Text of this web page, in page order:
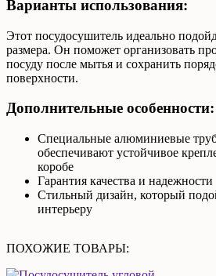
Варианты использования:
Этот посудосушитель идеально
размера. Он поможет организовать
посуду после мытья и сохранить
поверхности.
Дополнительные особенности:
Специальные алюминиевые
обеспечивают устойчивое
коробе
Гарантия качества и надежности
Стильный дизайн, который
интерьеру
ПОХОЖИЕ ТОВАРЫ: